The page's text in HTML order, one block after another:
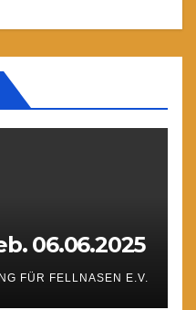
06.06.2025
FÜR FELLNASEN E.V.